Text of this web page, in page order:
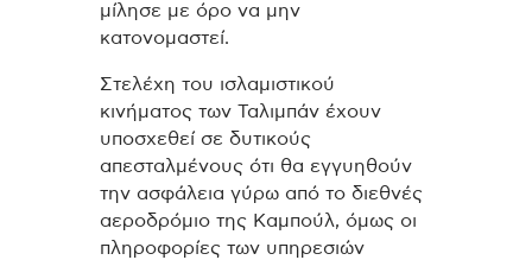
μίλησε με όρο να μην
κατονομαστεί.
Στελέχη του ισλαμιστικού
κινήματος των Ταλιμπάν έχουν
υποσχεθεί σε δυτικούς
απεσταλμένους ότι θα εγγυηθούν
την ασφάλεια γύρω από το διεθνές
αεροδρόμιο της Καμπούλ, όμως οι
πληροφορίες των υπηρεσιών